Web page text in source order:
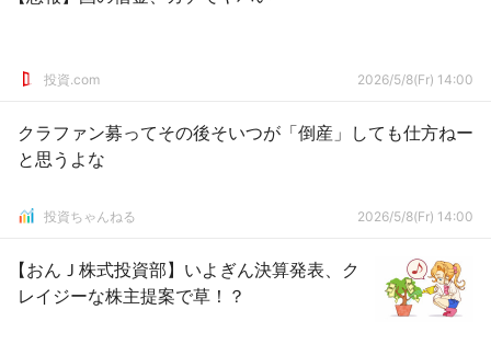
投資.com 2026/5/8(Fr) 14:00
クラファン募ってその後そいつが「倒産」しても仕方ねー
と思うよな
投資ちゃんねる 2026/5/8(Fr) 14:00
【おんＪ株式投資部】いよぎん決算発表、ク
レイジーな株主提案で草！？